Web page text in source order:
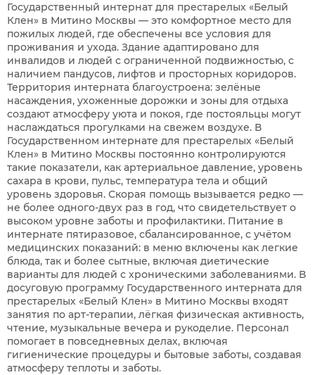
Государственный интернат для престарелых «Белый
Клен» в Митино Москвы — это комфортное место для
пожилых людей, где обеспечены все условия для
проживания и ухода. Здание адаптировано для
инвалидов и людей с ограниченной подвижностью, с
наличием пандусов, лифтов и просторных коридоров.
Территория интерната благоустроена: зелёные
насаждения, ухоженные дорожки и зоны для отдыха
создают атмосферу уюта и покоя, где постояльцы могут
наслаждаться прогулками на свежем воздухе. В
Государственном интернате для престарелых «Белый
Клен» в Митино Москвы постоянно контролируются
такие показатели, как артериальное давление, уровень
сахара в крови, пульс, температура тела и общий
уровень здоровья. Скорая помощь вызывается редко —
не более одного-двух раз в год, что свидетельствует о
высоком уровне заботы и профилактики. Питание в
интернате пятиразовое, сбалансированное, с учётом
медицинских показаний: в меню включены как легкие
блюда, так и более сытные, включая диетические
варианты для людей с хроническими заболеваниями. В
досуговую программу Государственного интерната для
престарелых «Белый Клен» в Митино Москвы входят
занятия по арт-терапии, лёгкая физическая активность,
чтение, музыкальные вечера и рукоделие. Персонал
помогает в повседневных делах, включая
гигиенические процедуры и бытовые заботы, создавая
атмосферу теплоты и заботы.